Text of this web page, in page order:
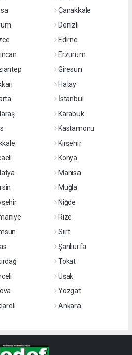
Çanakkale
Denizli
Edirne
Erzurum
Giresun
Hatay
İstanbul
Karabük
Kastamonu
Kırşehir
Konya
Manisa
Muğla
Niğde
Rize
Siirt
Şanlıurfa
Tokat
Uşak
Yozgat
Ankara